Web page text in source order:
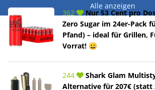
Alle anzeigen
362
Nur 53 Cent pro
Zero Sugar im 24er-Pack
Pfand) – ideal für Grillen,
Vorrat! 😀
244
Shark Glam
Alternative für 207€ (statt